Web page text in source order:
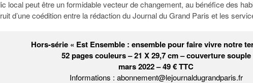
local peut être un formidable vecteur de changement, au bénéfice des
d’une coédition entre la rédaction du Journal du Grand Paris et les
Hors-série « Est Ensemble : ensemble pour faire vivre notre
52 pages couleurs – 21 X 29,7 cm – couverture souple
mars 2022 – 49 € TTC
Informations : abonnement@lejournaldugrandparis.fr